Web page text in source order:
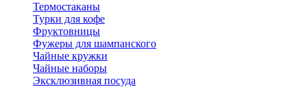
Термостаканы
Турки для кофе
Фруктовницы
Фужеры для шампанского
Чайные кружки
Чайные наборы
Эксклюзивная посуда